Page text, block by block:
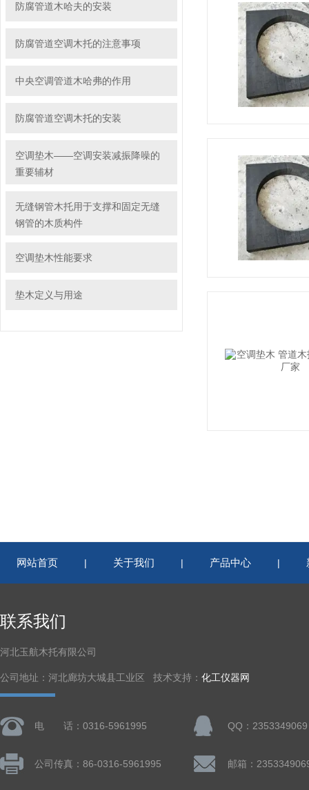
防腐管道木哈夫的安装
防腐管道空调木托的注意事项
中央空调管道木哈弗的作用
防腐管道空调木托的安装
空调垫木——空调安装减振降噪的
重要辅材
无缝钢管木托用于支撑和固定无缝
钢管的木质构件
空调垫木性能要求
垫木定义与用途
网站首页 | 关于我们 | 产品中心 |
联系我们
河北玉航木托有限公司
公司地址：河北廊坊大城县工业区 技术支持： 化工仪器网
电 话：0316-5961995 QQ：2353349069
公司传真：86-0316-5961995 邮箱：